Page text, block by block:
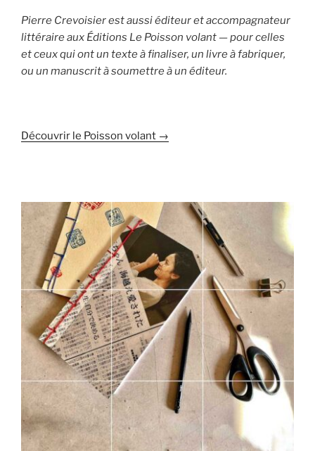
Pierre Crevoisier est aussi éditeur et accompagnateur
littéraire aux Éditions Le Poisson volant — pour celles
et ceux qui ont un texte à finaliser, un livre à fabriquer,
ou un manuscrit à soumettre à un éditeur.
Découvrir le Poisson volant →